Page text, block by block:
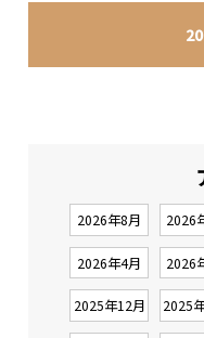
2026年8月 2026
2026年4月 2026
2025年12月 2025